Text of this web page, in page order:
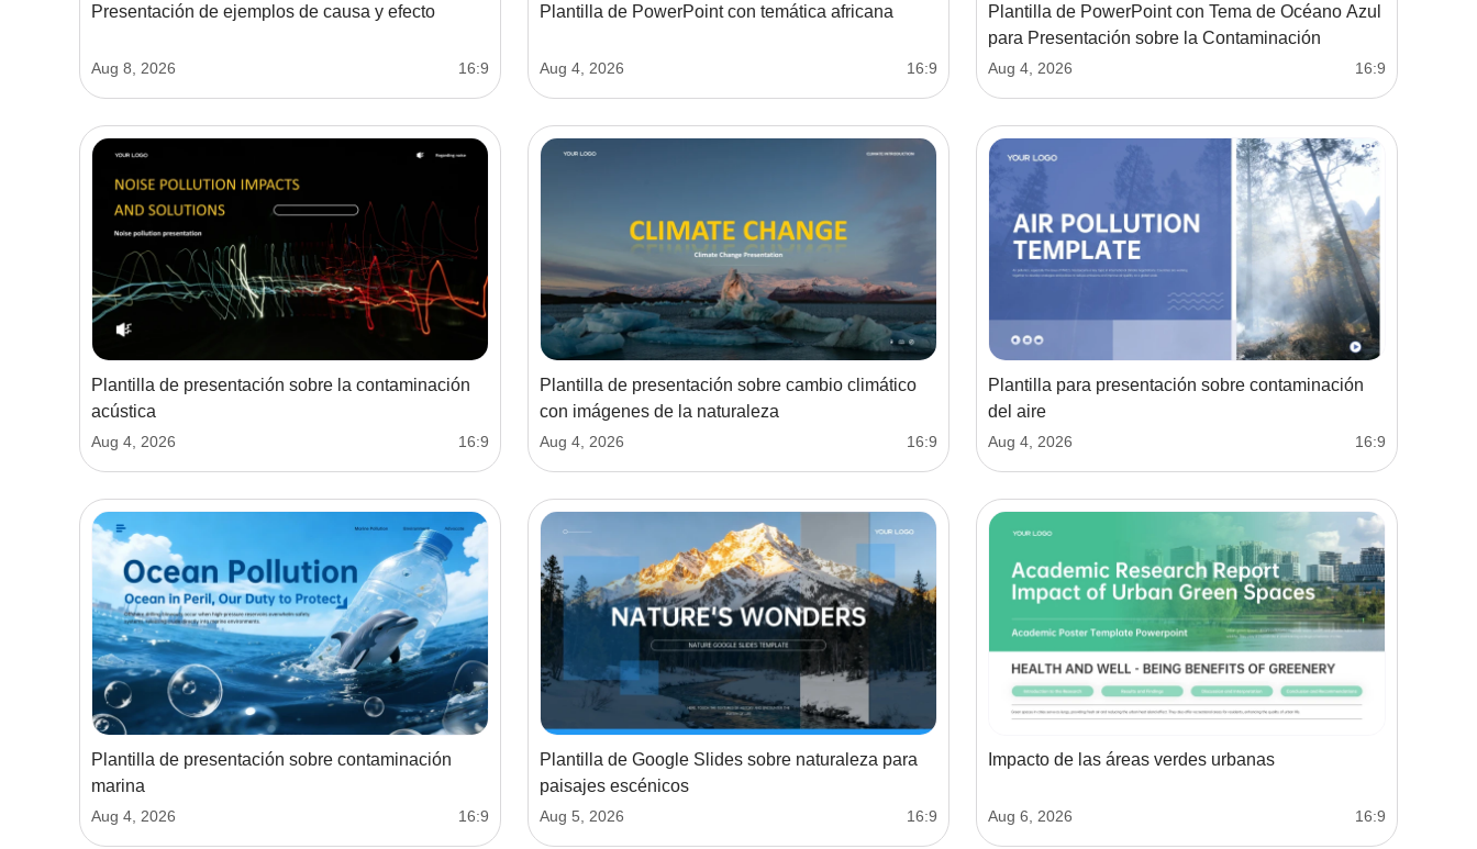
Presentación de ejemplos de causa y efecto
Aug 8, 2026 16:9
Plantilla de PowerPoint con temática africana
Aug 4, 2026 16:9
Plantilla de PowerPoint con Tema de Océano Azul
para Presentación sobre la Contaminación
Aug 4, 2026 16:9
Plantilla de presentación sobre la contaminación
acústica
Aug 4, 2026 16:9
Plantilla de presentación sobre cambio climático
con imágenes de la naturaleza
Aug 4, 2026 16:9
Plantilla para presentación sobre contaminación
del aire
Aug 4, 2026 16:9
Plantilla de presentación sobre contaminación
marina
Aug 4, 2026 16:9
Plantilla de Google Slides sobre naturaleza para
paisajes escénicos
Aug 5, 2026 16:9
Impacto de las áreas verdes urbanas
Aug 6, 2026 16:9